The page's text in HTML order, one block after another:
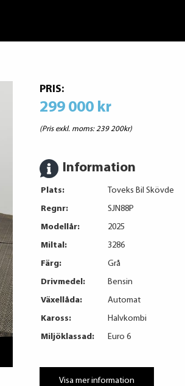
PRIS:
299 000 kr
(Pris exkl. moms: 239 200kr)
Information
Plats:
Toveks Bil Skövde
Regnr:
SJN88P
Modellår:
2025
Miltal:
3286
Färg:
Grå
Drivmedel:
Bensin
Växellåda:
Automat
Kaross:
Halvkombi
Miljöklassad:
Euro 6
Visa mer information